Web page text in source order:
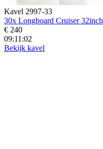
Kavel 2997-33
30x Longboard Cruiser 32inch
€ 240
09:11:00
Bekijk kavel